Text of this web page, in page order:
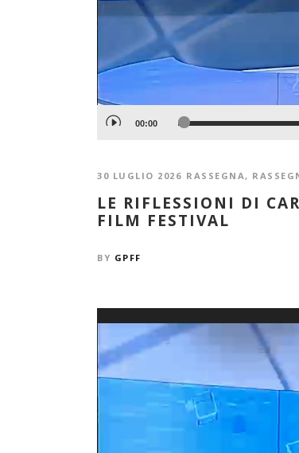
00:00
30 LUGLIO 2026 RASSEGNA ,
LE RIFLESSIONI DI
FILM FESTIVAL
BY GPFF